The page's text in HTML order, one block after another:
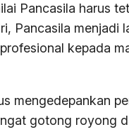
Pancasila harus
Pancasila menjadi
kepada
mengedepankan
gotong royong